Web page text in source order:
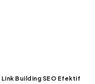
Building SEO Efektif